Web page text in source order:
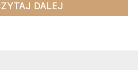
DALEJ